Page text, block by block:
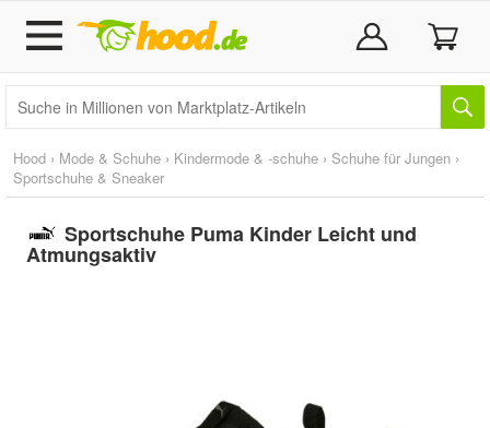
Hood › Mode & Schuhe › Kindermode & -schuhe › Schuhe für Jungen ›
Sportschuhe & Sneaker
Sportschuhe Puma Kinder Leicht und
Atmungsaktiv